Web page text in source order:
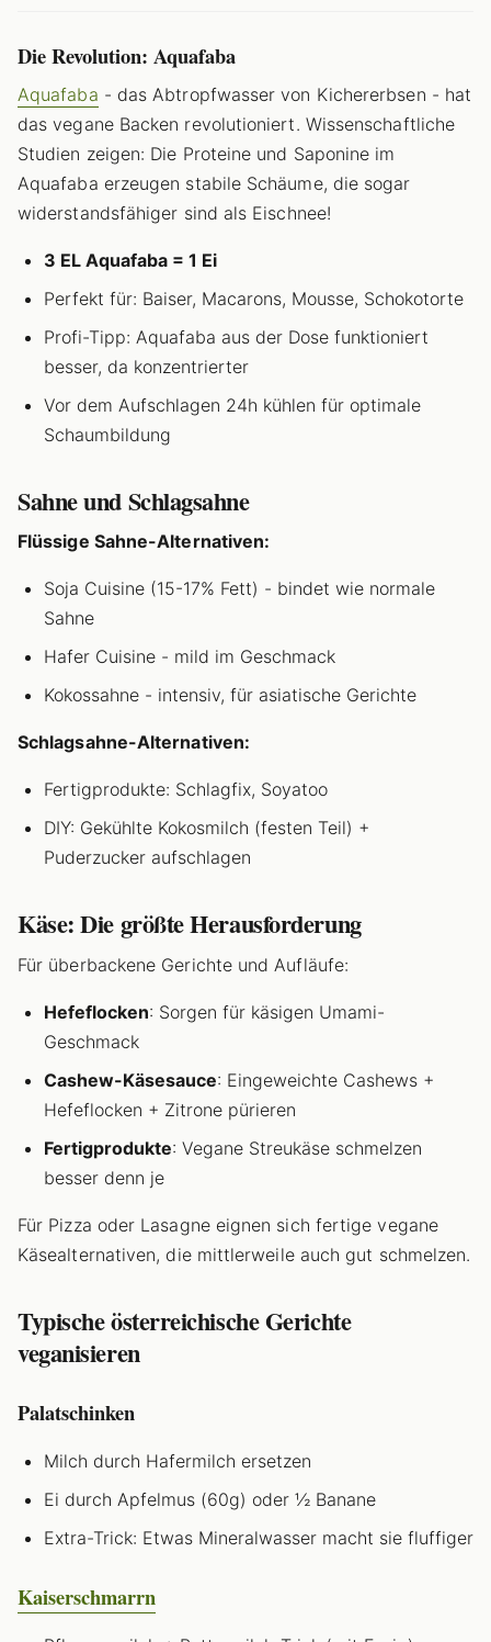
Die Revolution: Aquafaba
Aquafaba - das Abtropfwasser von Kichererbsen - hat
das vegane Backen revolutioniert. Wissenschaftliche
Studien zeigen: Die Proteine und Saponine im
Aquafaba erzeugen stabile Schäume, die sogar
widerstandsfähiger sind als Eischnee!
3 EL Aquafaba = 1 Ei
Perfekt für: Baiser, Macarons, Mousse, Schokotorte
Profi-Tipp: Aquafaba aus der Dose funktioniert
besser, da konzentrierter
Vor dem Aufschlagen 24h kühlen für optimale
Schaumbildung
Sahne und Schlagsahne
Flüssige Sahne-Alternativen:
Soja Cuisine (15-17% Fett) - bindet wie normale
Sahne
Hafer Cuisine - mild im Geschmack
Kokossahne - intensiv, für asiatische Gerichte
Schlagsahne-Alternativen:
Fertigprodukte: Schlagfix, Soyatoo
DIY: Gekühlte Kokosmilch (festen Teil) +
Puderzucker aufschlagen
Käse: Die größte Herausforderung
Für überbackene Gerichte und Aufläufe:
Hefeflocken: Sorgen für käsigen Umami-
Geschmack
Cashew-Käsesauce: Eingeweichte Cashews +
Hefeflocken + Zitrone pürieren
Fertigprodukte: Vegane Streukäse schmelzen
besser denn je
Für Pizza oder Lasagne eignen sich fertige vegane
Käsealternativen, die mittlerweile auch gut schmelzen.
Typische österreichische Gerichte
veganisieren
Palatschinken
Milch durch Hafermilch ersetzen
Ei durch Apfelmus (60g) oder ½ Banane
Extra-Trick: Etwas Mineralwasser macht sie fluffiger
Kaiserschmarrn